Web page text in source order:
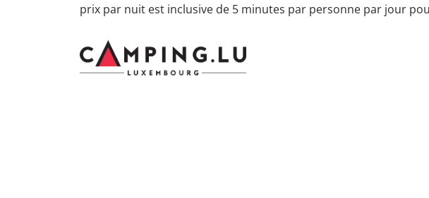
prix par nuit est inclusive de 5 minutes par personne par jour